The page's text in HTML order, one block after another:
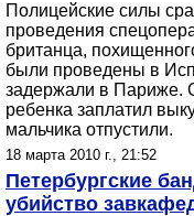
Полицейские силы
проведения
британца,
были проведены в
задержали в Париже.
ребенка заплатил
мальчика отпустили.
18 марта 2010 г., 21:52
Петербургские
убийство